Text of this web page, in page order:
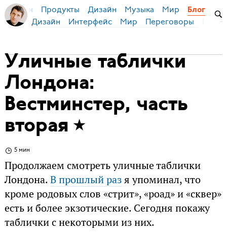
Бирман Продукты Дизайн Музыка Мир Блог
Дизайн Интерфейс Мир Переговоры
Уличные таблички
Лондона:
Вестминстер, часть
вторая
5 мин
Продолжаем смотреть уличные таблички
Лондона.В прошлый разя упоминал, что
кроме родовых слов «стрит», «роад» и «сквер»
есть и более экзотические. Сегодня покажу
таблички с некоторыми из них.